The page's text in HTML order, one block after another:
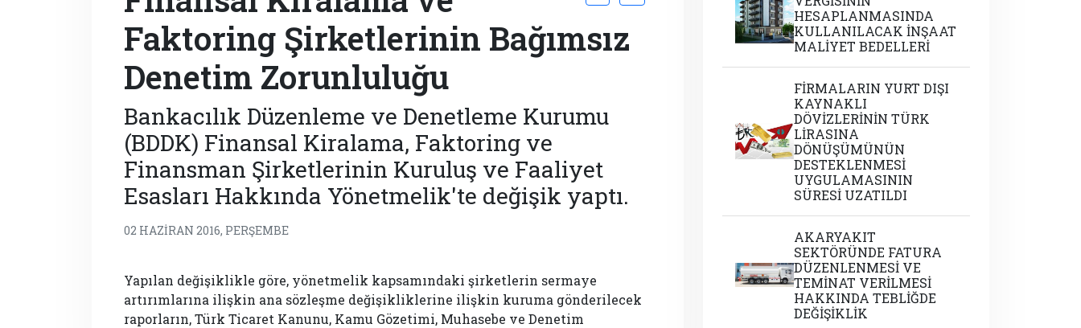
Faktoring Şirketlerinin Bağımsız
Denetim Zorunluluğu
Bankacılık Düzenleme ve Denetleme Kurumu
(BDDK) Finansal Kiralama, Faktoring ve
Finansman Şirketlerinin Kuruluş ve Faaliyet
Esasları Hakkında Yönetmelik'te değişik yaptı.
02 HAZIRAN 2016, PERŞEMBE
Yapılan değişiklikle göre, yönetmelik kapsamındaki şirketlerin sermaye
artırımlarına ilişkin ana sözleşme değişikliklerine ilişkin kuruma gönderilecek
raporların, Türk Ticaret Kanunu, Kamu Gözetimi, Muhasebe ve Denetim
HESAPLANMASINDA
KULLANILACAK İNŞAAT
MALİYET BEDELLERİ
FİRMALARIN YURT DIŞI
KAYNAKLI
DÖVİZLERİNİN TÜRK
LİRASINA
DÖNÜŞÜMÜNÜN
DESTEKLENMESİ
UYGULAMASININ
SÜRESİ UZATILDI
AKARYAKIT
SEKTÖRÜNDE FATURA
DÜZENLENMESİ VE
TEMİNAT VERİLMESİ
HAKKINDA TEBLİĞDE
DEĞİŞİKLİK